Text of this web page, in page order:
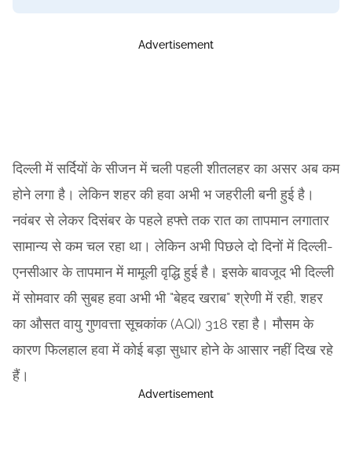
Advertisement
दिल्ली में सर्दियों के सीजन में चली पहली शीतलहर का असर अब कम
होने लगा है। लेकिन शहर की हवा अभी भ जहरीली बनी हुई है।
नवंबर से लेकर दिसंबर के पहले हफ्ते तक रात का तापमान लगातार
सामान्य से कम चल रहा था। लेकिन अभी पिछले दो दिनों में दिल्ली-
एनसीआर के तापमान में मामूली वृद्धि हुई है। इसके बावजूद भी दिल्ली
में सोमवार की सुबह हवा अभी भी "बेहद खराब" श्रेणी में रही, शहर
का औसत वायु गुणवत्ता सूचकांक (AQI) 318 रहा है। मौसम के
कारण फिलहाल हवा में कोई बड़ा सुधार होने के आसार नहीं दिख रहे
हैं।
Advertisement